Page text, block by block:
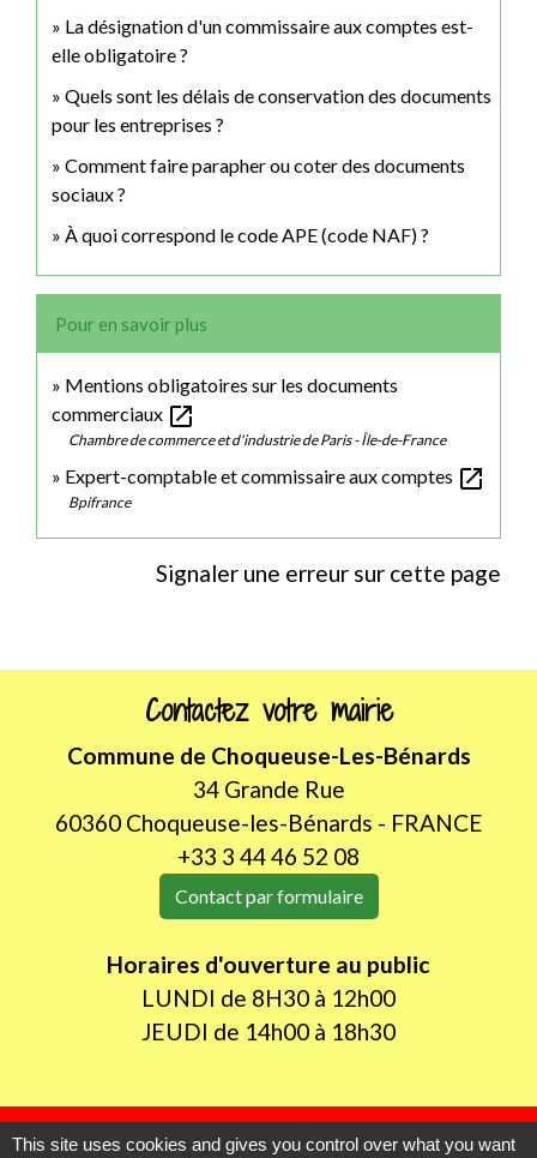
La désignation d'un commissaire aux comptes est-
elle obligatoire ?
Quels sont les délais de conservation des documents
pour les entreprises ?
Comment faire parapher ou coter des documents
sociaux ?
À quoi correspond le code APE (code NAF) ?
Pour en savoir plus
Mentions obligatoires sur les documents
commerciaux open_in_new
Chambre de commerce et d'industrie de Paris - Île-de-France
Expert-comptable et commissaire aux comptes open_in_new
Bpifrance
Signaler une erreur sur cette page
Contactez votre mairie
Commune de Choqueuse-Les-Bénards
34 Grande Rue
60360 Choqueuse-les-Bénards - FRANCE
+33 3 44 46 52 08
Contact par formulaire
Horaires d'ouverture au public
LUNDI de 8H30 à 12h00
JEUDI de 14h00 à 18h30
Liens utiles
This site uses cookies and gives you control over what you want